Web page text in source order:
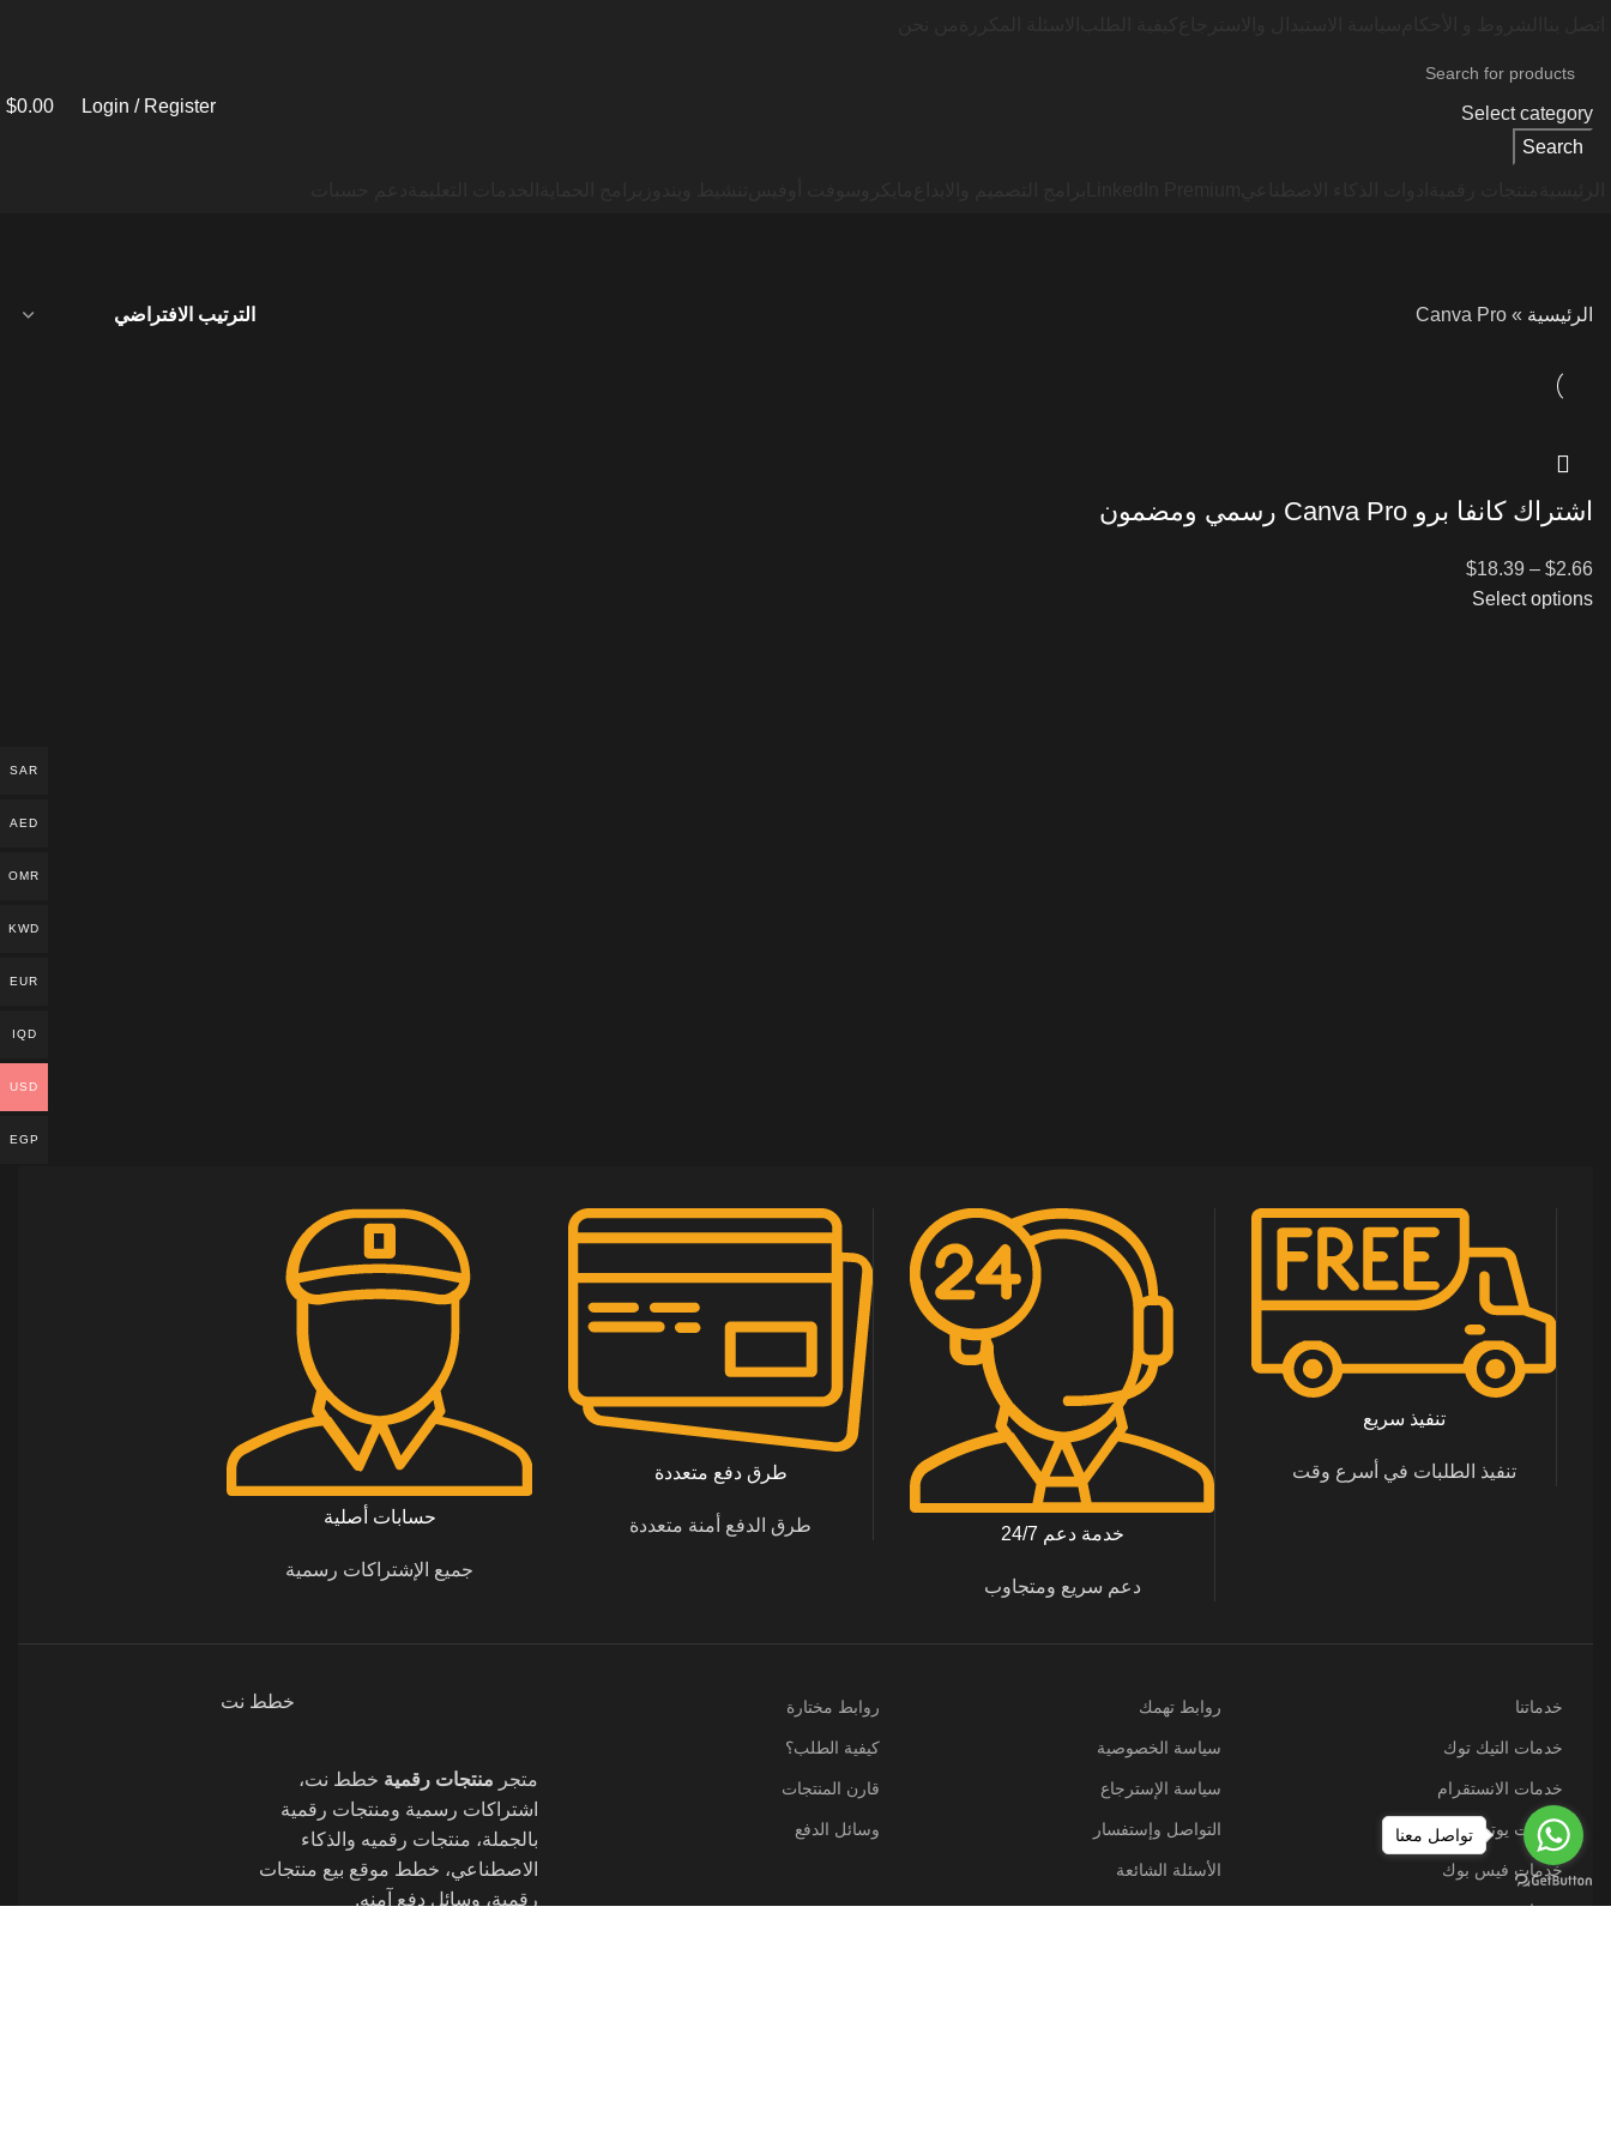
Select category
Search
Login / Register
$0.00
الرئيسية »
Canva Pro
اشتراك كانفا برو Canva Pro رسمي ومضمون
$2.66
–
$18.39
Select options
تنفيذ سريع
تنفيذ الطلبات في أسرع وقت
خدمة دعم 24/7
دعم سريع ومتجاوب
طرق دفع متعددة
طرق الدفع أمنة متعددة حسابات أصلية
جميع الإشتراكات رسمية
خدماتنا
خدمات التيك توك
خدمات الانستقرام
خدمات يوتيوب
خدمات فيس بوك
خدمات تويتر
روابط تهمك
سياسة الخصوصية
سياسة الإسترجاع
التواصل وإستفسار
الأسئلة الشائعة
روابط مختارة
كيفية الطلب؟
قارن المنتجات
وسائل الدفع
خطط نت
متجر منتجات رقمية خطط نت،
اشتراكات رسمية ومنتجات رقمية
بالجملة، منتجات رقميه والذكاء
الاصطناعي، خطط موقع بيع منتجات
رقمية، وسائل دفع آمنه.
SAR
AED
OMR
KWD
EUR
IQD
USD
EGP
تواصل معنا